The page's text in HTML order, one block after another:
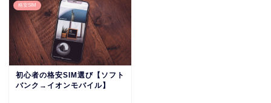
格安SIM
初心者の格安SIM選び【ソフト
バンク→イオンモバイル】